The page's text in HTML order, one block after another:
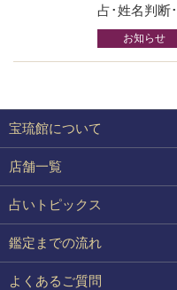
占･姓名判断
お知らせ
宝琉館について
店舗一覧
占いトピックス
鑑定までの流れ
よくあるご質問